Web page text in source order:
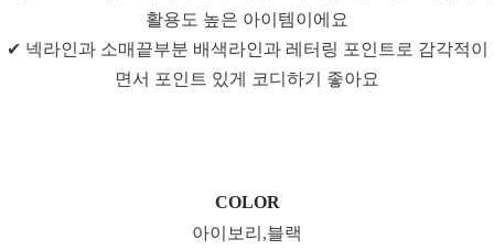
활용도 높은 아이템이에요
✔ 넥라인과 소매끝부분 배색라인과 레터링 포인트로 감각적이
면서 포인트 있게 코디하기 좋아요
COLOR
아이보리,블랙